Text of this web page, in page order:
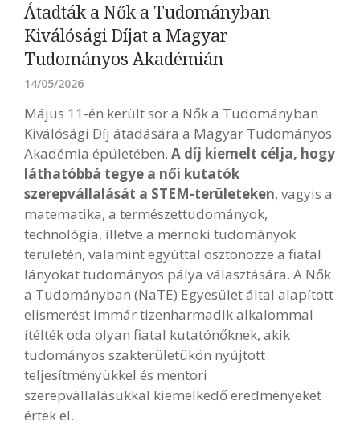
Átadták a Nők a Tudományban
Kiválósági Díjat a Magyar
Tudományos Akadémián
14/05/2026
Május 11-én került sor a Nők a Tudományban
Kiválósági Díj átadására a Magyar Tudományos
Akadémia épületében. A díj kiemelt célja, hogy
láthatóbbá tegye a női kutatók
szerepvállalását a STEM-területeken, vagyis a
matematika, a természettudományok,
technológia, illetve a mérnöki tudományok
területén, valamint egyúttal ösztönözze a fiatal
lányokat tudományos pálya választására. A Nők
a Tudományban (NaTE) Egyesület által alapított
elismerést immár tizenharmadik alkalommal
ítélték oda olyan fiatal kutatónőknek, akik
tudományos szakterületükön nyújtott
teljesítményükkel és mentori
szerepvállalásukkal kiemelkedő eredményeket
értek el.